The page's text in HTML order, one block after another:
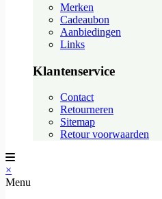
Merken
Cadeaubon
Aanbiedingen
Links
Klantenservice
Contact
Retourneren
Sitemap
Retour voorwaarden
×
Menu